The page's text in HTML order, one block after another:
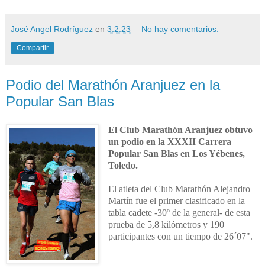
José Angel Rodríguez en 3.2.23 No hay comentarios:
Compartir
Podio del Marathón Aranjuez en la
Popular San Blas
El Club Marathón Aranjuez obtuvo
un podio en la XXXII Carrera
Popular San Blas en Los Yébenes,
Toledo.
El atleta del Club Marathón Alejandro
Martín fue el primer clasificado en la
tabla cadete -30º de la general- de esta
prueba de 5,8 kilómetros y 190
participantes con un tiempo de 26´07".